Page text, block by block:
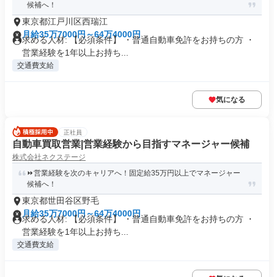
候補へ！
東京都江戸川区西瑞江
月給35万7000円～64万4000円
求める人材: 【必須条件】 ・普通自動車免許をお持ちの方 ・
営業経験を1年以上お持ち...
交通費支給
気になる
正社員
自動車買取営業|営業経験から目指すマネージャー候補
株式会社ネクステージ
⏩️営業経験を次のキャリアへ！固定給35万円以上でマネージャー
候補へ！
東京都世田谷区野毛
月給35万7000円～64万4000円
求める人材: 【必須条件】 ・普通自動車免許をお持ちの方 ・
営業経験を1年以上お持ち...
交通費支給